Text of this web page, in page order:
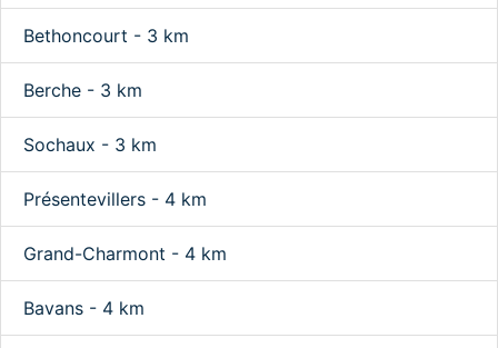
Bethoncourt - 3 km
Berche - 3 km
Sochaux - 3 km
Présentevillers - 4 km
Grand-Charmont - 4 km
Bavans - 4 km